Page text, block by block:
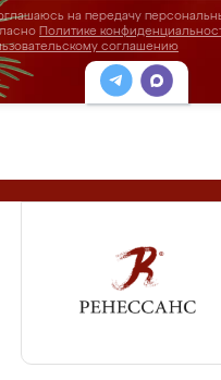
на передачу
Политике
соглашению